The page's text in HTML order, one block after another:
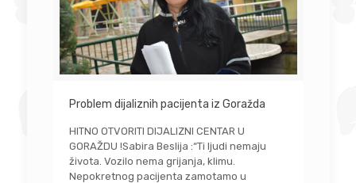
Problem dijaliznih pacijenta iz Goražda
HITNO OTVORITI DIJALIZNI CENTAR U
GORAŽDU !Sabira Beslija :“Ti ljudi nemaju
života. Vozilo nema grijanja, klimu.
Nepokretnog pacijenta zamotamo u